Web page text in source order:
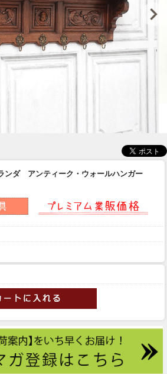
ダ アンティーク・ウォールハンガー